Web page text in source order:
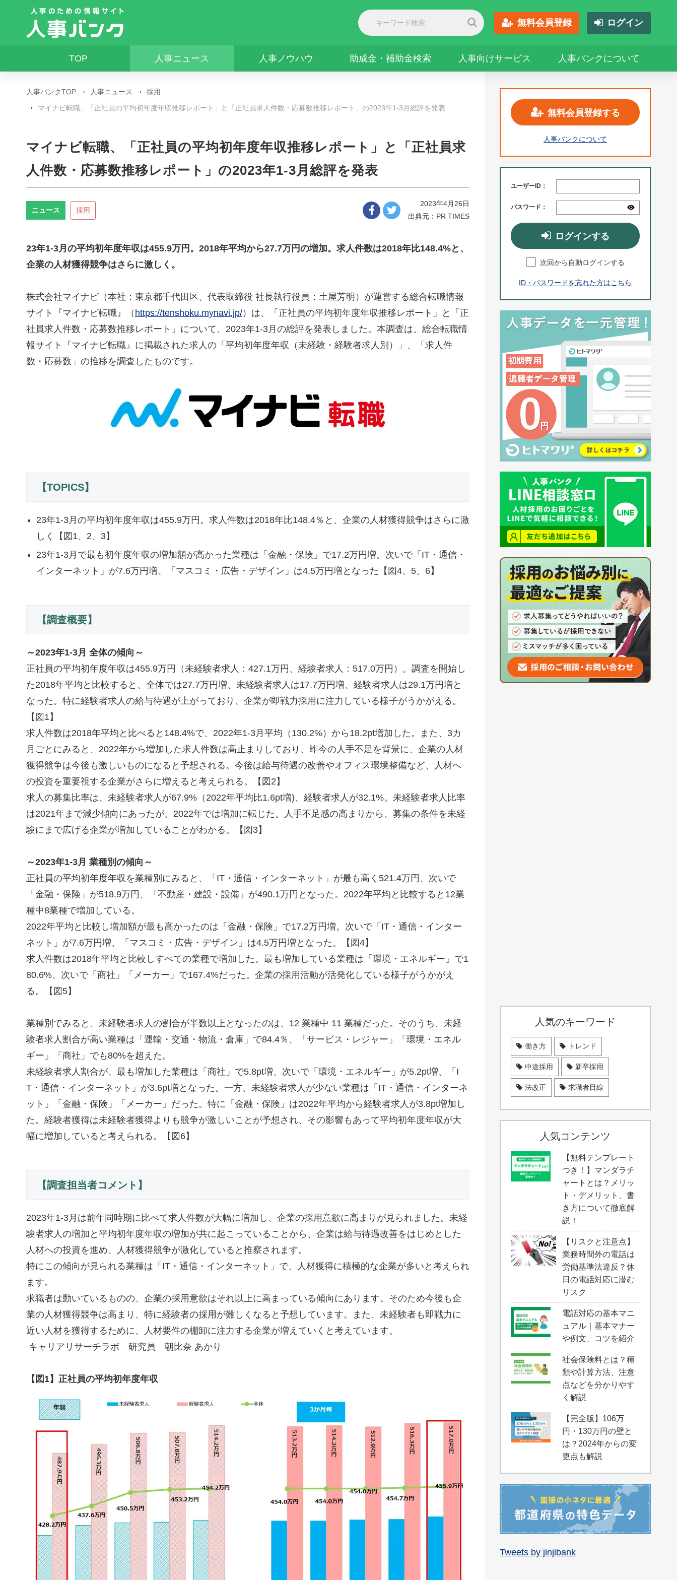
無料会員登録 ログイン
TOP 人事ニュース 人事ノウハウ 助成金・補助金検索 人事向けサービス 人事バンクについて
人事バンクTOP 人事ニュース
採用
マイナビ転職、「正社員の平均初年度年収推移レポート」と「正社員求人件数・応募数推移レポート」の2023年1-3月総評を発表
マイナビ転職、「正社員の平均初年度年収推移レポート」と「正社員求
人件数・応募数推移レポート」の2023年1-3月総評を発表
ニュース 採用
2023年4月26日
出典元：PR TIMES
23年1-3月の平均初年度年収は455.9万円。2018年平均から27.7万円の増加。求人件数は2018年比148.4%と、
企業の人材獲得競争はさらに激しく。
株式会社マイナビ（本社：東京都千代田区、代表取締役 社長執行役員：土屋芳明）が運営する総合転職情報
サイト『マイナビ転職』（ https://tenshoku.mynavi.jp/）は、「正社員の平均初年度年収推移レポート」と「正
社員求人件数・応募数推移レポート」について、2023年1-3月の総評を発表しました。本調査は、総合転職情
報サイト『マイナビ転職』に掲載された求人の「平均初年度年収（未経験・経験者求人別）」、「求人件
数・応募数」の推移を調査したものです。
【TOPICS】
23年1-3月の平均初年度年収は455.9万円。求人件数は2018年比148.4％と、企業の人材獲得競争はさらに激
しく【図1、2、3】
23年1-3月で最も初年度年収の増加額が高かった業種は「金融・保険」で17.2万円増。次いで「IT・通信・
インターネット」が7.6万円増、「マスコミ・広告・デザイン」は4.5万円増となった【図4、5、6】
【調査概要】
～2023年1-3月 全体の傾向～
正社員の平均初年度年収は455.9万円（未経験者求人：427.1万円、経験者求人：517.0万円）。調査を開始し
た2018年平均と比較すると、全体では27.7万円増、未経験者求人は17.7万円増、経験者求人は29.1万円増と
なった。特に経験者求人の給与待遇が上がっており、企業が即戦力採用に注力している様子がうかがえる。
【図1】
求人件数は2018年平均と比べると148.4%で、2022年1-3月平均（130.2%）から18.2pt増加した。また、3カ
月ごとにみると、2022年から増加した求人件数は高止まりしており、昨今の人手不足を背景に、企業の人材
獲得競争は今後も激しいものになると予想される。今後は給与待遇の改善やオフィス環境整備など、人材へ
の投資を重要視する企業がさらに増えると考えられる。【図2】
求人の募集比率は、未経験者求人が67.9%（2022年平均比1.6pt増)、経験者求人が32.1%。未経験者求人比率
は2021年まで減少傾向にあったが、2022年では増加に転じた。人手不足感の高まりから、募集の条件を未経
験にまで広げる企業が増加していることがわかる。【図3】
～2023年1-3月 業種別の傾向～
正社員の平均初年度年収を業種別にみると、「IT・通信・インターネット」が最も高く521.4万円、次いで
「金融・保険」が518.9万円、「不動産・建設・設備」が490.1万円となった。2022年平均と比較すると12業
種中8業種で増加している。
2022年平均と比較し増加額が最も高かったのは「金融・保険」で17.2万円増。次いで「IT・通信・インター
ネット」が7.6万円増、「マスコミ・広告・デザイン」は4.5万円増となった。【図4】
求人件数は2018年平均と比較しすべての業種で増加した。最も増加している業種は「環境・エネルギー」で1
80.6%、次いで「商社」「メーカー」で167.4%だった。企業の採用活動が活発化している様子がうかがえ
る。【図5】
業種別でみると、未経験者求人の割合が半数以上となったのは、12 業種中 11 業種だった。そのうち、未経
験者求人割合が高い業種は「運輸・交通・物流・倉庫」で84.4％、「サービス・レジャー」「環境・エネル
ギー」「商社」でも80%を超えた。
未経験者求人割合が、最も増加した業種は「商社」で5.8pt増、次いで「環境・エネルギー」が5.2pt増、「I
T・通信・インターネット」が3.6pt増となった。一方、未経験者求人が少ない業種は「IT・通信・インターネ
ット」「金融・保険」「メーカー」だった。特に「金融・保険」は2022年平均から経験者求人が3.8pt増加し
た。経験者獲得は未経験者獲得よりも競争が激しいことが予想され、その影響もあって平均初年度年収が大
幅に増加していると考えられる。【図6】
【調査担当者コメント】
2023年1‐3月は前年同時期に比べて求人件数が大幅に増加し、企業の採用意欲に高まりが見られました。未経
験者求人の増加と平均初年度年収の増加が共に起こっていることから、企業は給与待遇改善をはじめとした
人材への投資を進め、人材獲得競争が激化していると推察されます。
特にこの傾向が見られる業種は「IT・通信・インターネット」で、人材獲得に積極的な企業が多いと考えられ
ます。
求職者は動いているものの、企業の採用意欲はそれ以上に高まっている傾向にあります。そのため今後も企
業の人材獲得競争は高まり、特に経験者の採用が難しくなると予想しています。また、未経験者も即戦力に
近い人材を獲得するために、人材要件の棚卸に注力する企業が増えていくと考えています。
キャリアリサーチラボ 研究員 朝比奈 あかり
【図1】正社員の平均初年度年収
無料会員登録する
人事バンクについて
ユーザーID：
パスワード：
ログインする
次回から自動ログインする
ID・パスワードを忘れた方はこちら
人気のキーワード
働き方 トレンド
中途採用 新卒採用
法改正 求職者目線
人気コンテンツ
【無料テンプレート
つき！】マンダラチ
ャートとは？メリッ
ト・デメリット、書
き方について徹底解
説！
【リスクと注意点】
業務時間外の電話は
労働基準法違反？休
日の電話対応に潜む
リスク
電話対応の基本マニ
ュアル｜基本マナー
や例文、コツを紹介
社会保険料とは？種
類や計算方法、注意
点などを分かりやす
く解説
【完全版】106万
円・130万円の壁と
は？2024年からの変
更点も解説
Tweets by jinjibank